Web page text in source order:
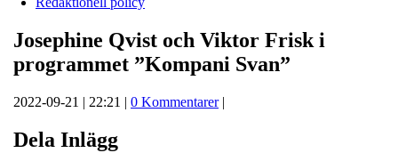
Josephine Qvist och Viktor Frisk i
programmet ”Kompani Svan”
2022-09-21 | 22:21 | 0 Kommentarer|
Dela Inlägg